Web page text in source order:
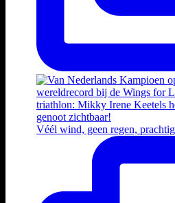
Véél wind, geen regen,